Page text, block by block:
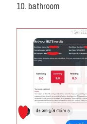
10. bathroom